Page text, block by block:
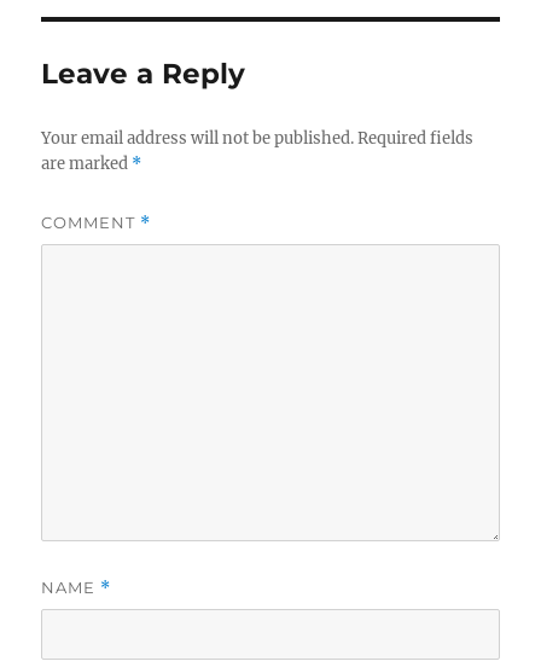
Leave a Reply
Your email address will not be published. Required fields
are marked *
COMMENT *
NAME *